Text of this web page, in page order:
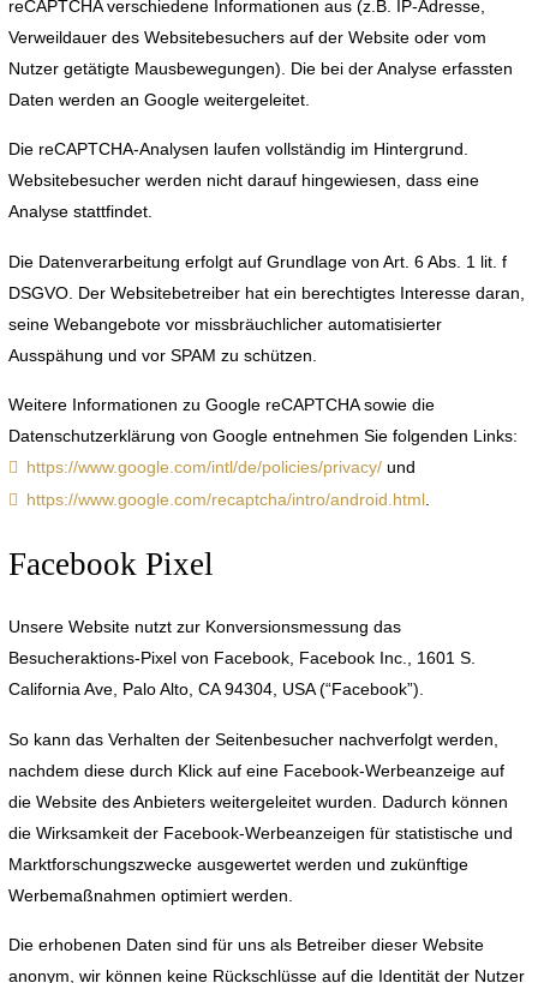
reCAPTCHA verschiedene Informationen aus (z.B. IP-Adresse,
Verweildauer des Websitebesuchers auf der Website oder vom
Nutzer getätigte Mausbewegungen). Die bei der Analyse erfassten
Daten werden an Google weitergeleitet.
Die reCAPTCHA-Analysen laufen vollständig im Hintergrund.
Websitebesucher werden nicht darauf hingewiesen, dass eine
Analyse stattfindet.
Die Datenverarbeitung erfolgt auf Grundlage von Art. 6 Abs. 1 lit. f
DSGVO. Der Websitebetreiber hat ein berechtigtes Interesse daran,
seine Webangebote vor missbräuchlicher automatisierter
Ausspähung und vor SPAM zu schützen.
Weitere Informationen zu Google reCAPTCHA sowie die
Datenschutzerklärung von Google entnehmen Sie folgenden Links:
https://www.google.com/intl/de/policies/privacy/ und
https://www.google.com/recaptcha/intro/android.html
Facebook Pixel
Unsere Website nutzt zur Konversionsmessung das
Besucheraktions-Pixel von Facebook, Facebook Inc., 1601 S.
California Ave, Palo Alto, CA 94304, USA (“Facebook”).
So kann das Verhalten der Seitenbesucher nachverfolgt werden,
nachdem diese durch Klick auf eine Facebook-Werbeanzeige auf
die Website des Anbieters weitergeleitet wurden. Dadurch können
die Wirksamkeit der Facebook-Werbeanzeigen für statistische und
Marktforschungszwecke ausgewertet werden und zukünftige
Werbemaßnahmen optimiert werden.
Die erhobenen Daten sind für uns als Betreiber dieser Website
anonym, wir können keine Rückschlüsse auf die Identität der Nutzer